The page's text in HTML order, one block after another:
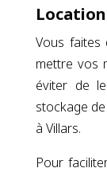
Vous
mettre vos
éviter de
stockage
à Villars.
Pour